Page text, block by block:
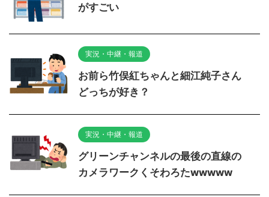
がすごい
実況・中継・報道
お前ら竹俣紅ちゃんと細江純子さん
どっちが好き？
実況・中継・報道
グリーンチャンネルの最後の直線の
カメラワークくそわろたwwwww